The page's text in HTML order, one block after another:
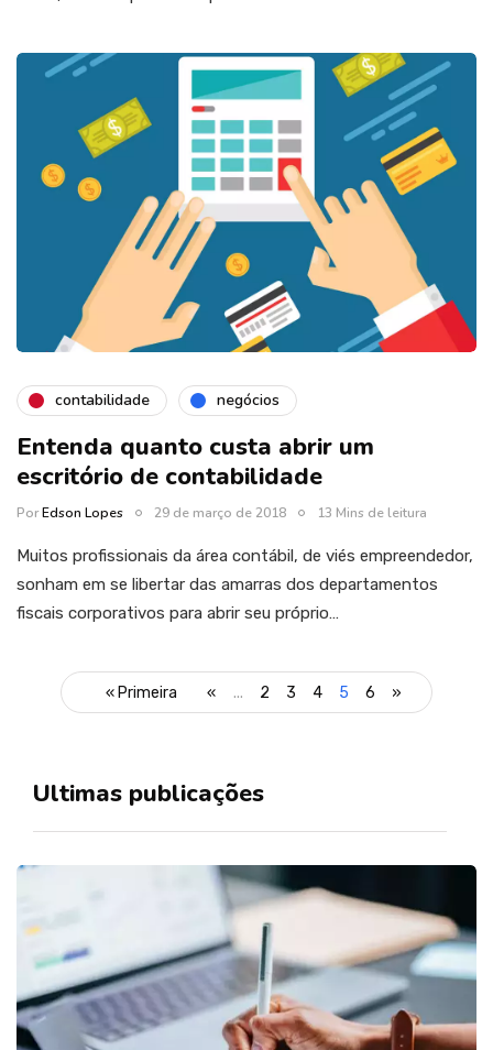
contabilidade negócios
Entenda quanto custa abrir um
escritório de contabilidade
PorEdson Lopes 29 de março de 2018 13 Mins de leitura
Muitos profissionais da área contábil, de viés empreendedor,
sonham em se libertar das amarras dos departamentos
fiscais corporativos para abrir seu próprio…
« Primeira « ... 2 3 4 5 6 »
Ultimas publicações